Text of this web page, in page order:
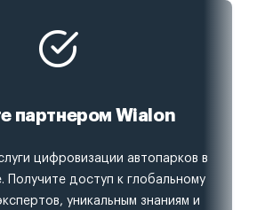
партнером Wialon
цифровизации автопарков в
Получите доступ к глобальному
уникальным знаниям и